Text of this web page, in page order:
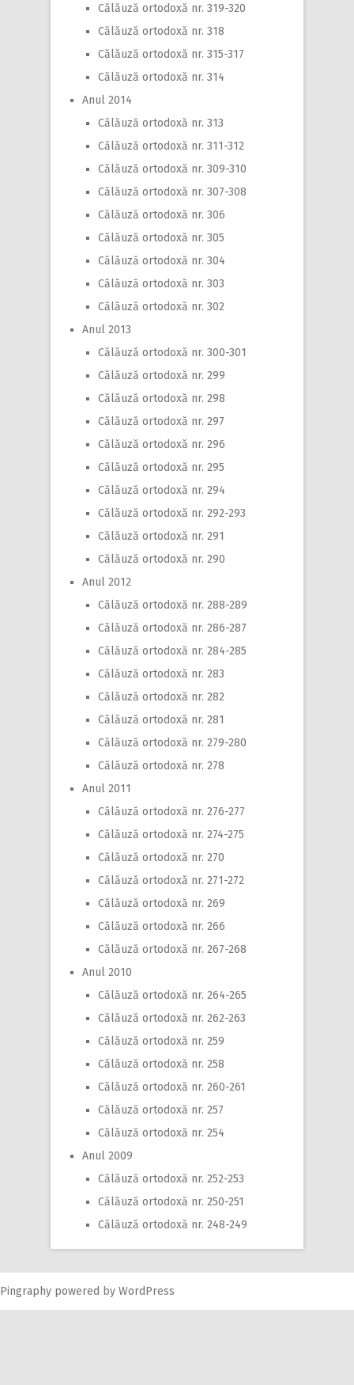
Călăuză ortodoxă nr. 319-320
Călăuză ortodoxă nr. 318
Călăuză ortodoxă nr. 315-317
Călăuză ortodoxă nr. 314
Anul 2014
Călăuză ortodoxă nr. 313
Călăuză ortodoxă nr. 311-312
Călăuză ortodoxă nr. 309-310
Călăuză ortodoxă nr. 307-308
Călăuză ortodoxă nr. 306
Călăuză ortodoxă nr. 305
Călăuză ortodoxă nr. 304
Călăuză ortodoxă nr. 303
Călăuză ortodoxă nr. 302
Anul 2013
Călăuză ortodoxă nr. 300-301
Călăuză ortodoxă nr. 299
Călăuză ortodoxă nr. 298
Călăuză ortodoxă nr. 297
Călăuză ortodoxă nr. 296
Călăuză ortodoxă nr. 295
Călăuză ortodoxă nr. 294
Călăuză ortodoxă nr. 292-293
Călăuză ortodoxă nr. 291
Călăuză ortodoxă nr. 290
Anul 2012
Călăuză ortodoxă nr. 288-289
Călăuză ortodoxă nr. 286-287
Călăuză ortodoxă nr. 284-285
Călăuză ortodoxă nr. 283
Călăuză ortodoxă nr. 282
Călăuză ortodoxă nr. 281
Călăuză ortodoxă nr. 279-280
Călăuză ortodoxă nr. 278
Anul 2011
Călăuză ortodoxă nr. 276-277
Călăuză ortodoxă nr. 274-275
Călăuză ortodoxă nr. 270
Călăuză ortodoxă nr. 271-272
Călăuză ortodoxă nr. 269
Călăuză ortodoxă nr. 266
Călăuză ortodoxă nr. 267-268
Anul 2010
Călăuză ortodoxă nr. 264-265
Călăuză ortodoxă nr. 262-263
Călăuză ortodoxă nr. 259
Călăuză ortodoxă nr. 258
Călăuză ortodoxă nr. 260-261
Călăuză ortodoxă nr. 257
Călăuză ortodoxă nr. 254
Anul 2009
Călăuză ortodoxă nr. 252-253
Călăuză ortodoxă nr. 250-251
Călăuză ortodoxă nr. 248-249
Pingraphy powered by WordPress